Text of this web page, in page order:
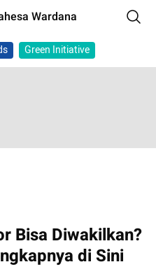
Wardana
Green Initiative
Bisa Diwakilkan?
di Sini